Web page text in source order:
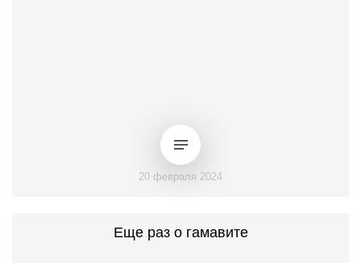
20 февраля 2024
Еще раз о гамавите